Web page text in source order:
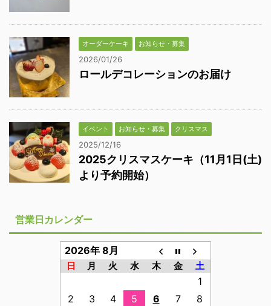
オーダーケーキ お知らせ・募集
2026/01/26
ロールデコレーションのお届け
イベント お知らせ・募集 クリスマス
2025/12/16
2025クリスマスケーキ（11月1日(土)
より予約開始）
営業日カレンダー
2026年 8月
日 月 火 水 木 金 土
1
2
3 4 5 6 7
8